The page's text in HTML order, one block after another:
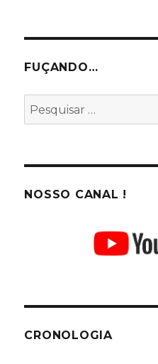
FUÇANDO…
Pesquisar
por:
NOSSO CANAL !
CRONOLOGIA